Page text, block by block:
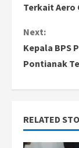
n
t
i
n
u
e
Terkait Aero
Next:
Kepala BPS
Pontianak
RELATED